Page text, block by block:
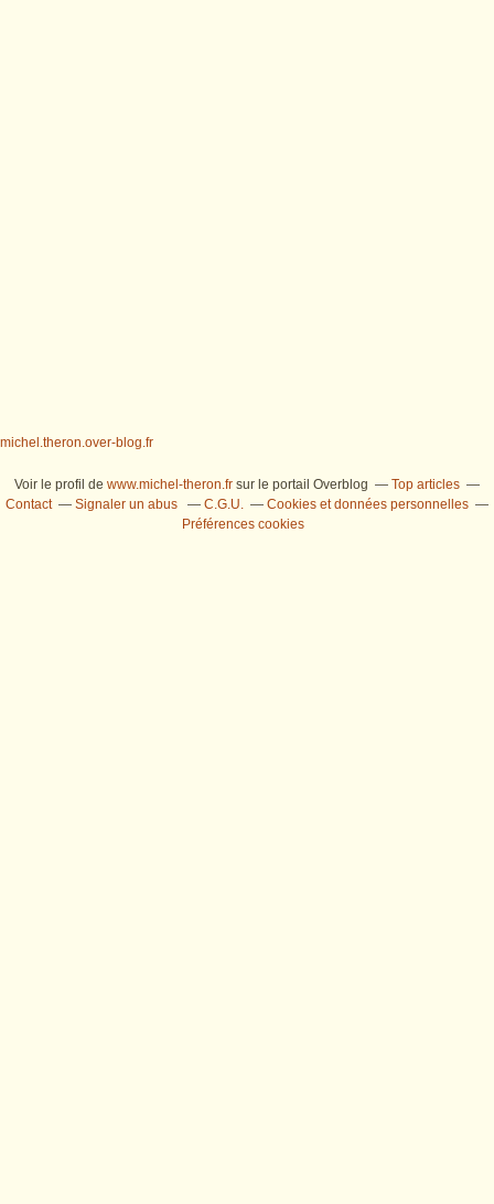
michel.theron.over-blog.fr
Voir le profil de www.michel-theron.fr sur le portail Overblog
Top articles
Contact
Signaler un abus C.G.U.
Cookies et données personnelles
Préférences cookies